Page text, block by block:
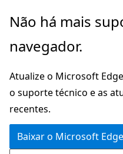
Pular
o
principal
Não há mais
navegador.
Atualize o Microsoft
o suporte técnico e as
recentes.
Baixar o Microsoft Edge